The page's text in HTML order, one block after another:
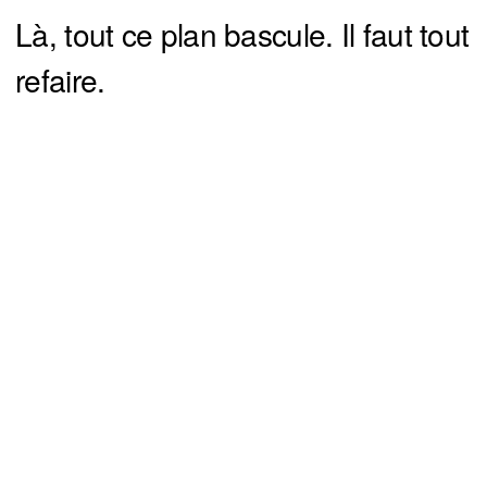
Là, tout ce plan bascule. Il faut tout
refaire.